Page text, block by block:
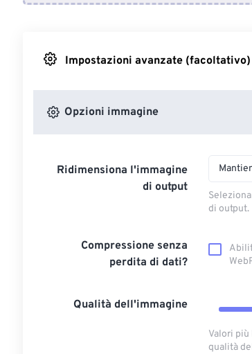
Impostazioni avanzate (facoltativo)
Opzioni immagine
Ridimensiona l'immagine
di output
di output.
Compressione senza
perdita di dati?
Qualità dell'immagine
Valori
qualità